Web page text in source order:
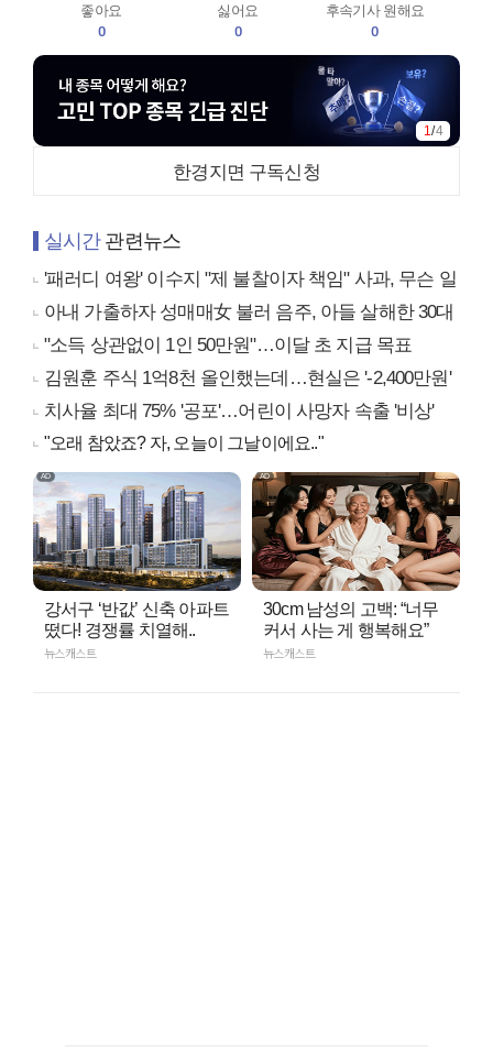
좋아요
0
싫어요
0
후속기사 원해요
0
1/4
한경지면 구독신청
실시간관련뉴스
'패러디 여왕' 이수지 "제 불찰이자 책임" 사과, 무슨 일
아내 가출하자 성매매女 불러 음주, 아들 살해한 30대
"소득 상관없이 1인 50만원"…이달 초 지급 목표
김원훈 주식 1억8천 올인했는데…현실은 '-2,400만원'
치사율 최대 75% '공포'…어린이 사망자 속출 '비상'
"오래 참았죠? 자, 오늘이 그날이에요.."
강서구 ‘반값’ 신축 아파트
떴다! 경쟁률 치열해..
뉴스캐스트
30cm 남성의 고백: “너무
커서 사는 게 행복해요”
뉴스캐스트